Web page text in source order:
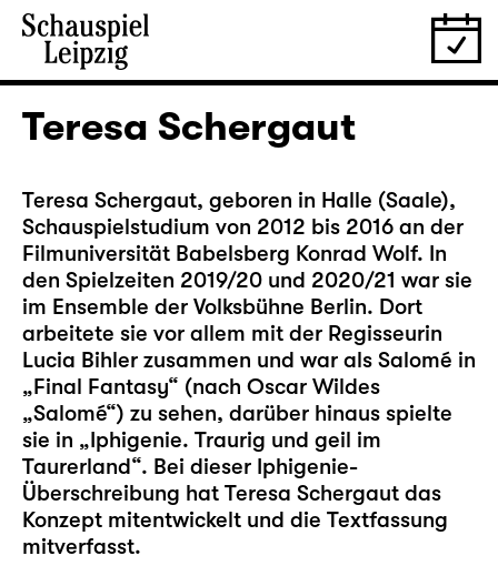
Teresa Schergaut
Teresa Schergaut, geboren in Halle (Saale),
Schauspielstudium von 2012 bis 2016 an der
Filmuniversität Babelsberg Konrad Wolf. In
den Spielzeiten 2019/20 und 2020/21 war sie
im Ensemble der Volksbühne Berlin. Dort
arbeitete sie vor allem mit der Regisseurin
Lucia Bihler zusammen und war als Salomé in
„Final Fantasy“ (nach Oscar Wildes
„Salomé“) zu sehen, darüber hinaus spielte
sie in „Iphigenie. Traurig und geil im
Taurerland“. Bei dieser Iphigenie-
Überschreibung hat Teresa Schergaut das
Konzept mitentwickelt und die Textfassung
mitverfasst.